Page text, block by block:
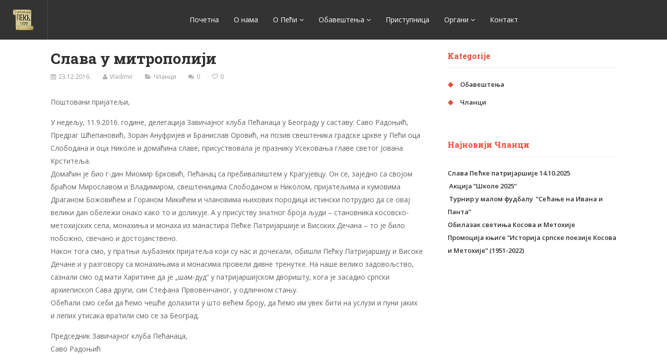
Почетна О нама О Пећи Обавештења Приступница Органи Контакт
Слава у митрополији
23.12.2016. Vladimir Чланци 0 0
Поштовани пријатељи,
У недељу, 11.9.2016. године, делегација Завичајног клуба Пећанаца у Београду у саставу: Саво Радоњић,
Предраг Шћепановић, Зоран Ануфријев и Бранислав Оровић, на позив свештеника градске цркве у Пећи оца
Слободана и оца Николе и домаћина славе, присуствовала је празнику Усековања главе светог Јована
Крститеља.
Домаћин је био г-дин Миомир Брковић, Пећанац са пребивалиштем у Крагујевцу. Он се, заједно са својом
браћом Мирославом и Владимиром, свештеницима Слободаном и Николом, пријатељима и кумовима
Драганом Божовићем и Гораном Микићем и члановима њихових породица истински потрудио да се овај
велики дан обележи онако како то и доликује. А у присуству знатног броја људи – становника косовско-
метохијских села, монахиња и монаха из манастира Пећке Патријаршије и Високих Дечана – то је било
побожно, свечано и достојанствено.
Након тога смо, у пратњи љубазних пријатеља који су нас и дочекали, обишли Пећку Патријаршију и Високе
Дечане и у разговору са монахињама и монасима провели дивне тренутке. На наше велико задовољство,
сазнали смо од мати Харитине да је „шам-дуд” у патријаршијском дворишту, кога је засадио српски
архиепископ Сава други, син Стефана Првовенчаног, у одличном стању.
Обећали смо себи да ћемо чешће долазити у што већем броју, да ћемо им увек бити на услузи и пуни јаких
и лепих утисака вратили смо се за Београд.
Председник Завичајног клуба Пећанаца,
Саво Радоњић
Kategorije
Обавештења
Чланци
Најновији Чланци
Слава Пећке патријаршије 14.10.2025
Aкција “Школе 2025”
Tурнир у малом фудбалу “Сећање на Ивана и
Панта”
Обилазак светиња Косова и Метохије
Промоција књиге “Историја српске поезије Косова
и Метохије” (1951-2022)